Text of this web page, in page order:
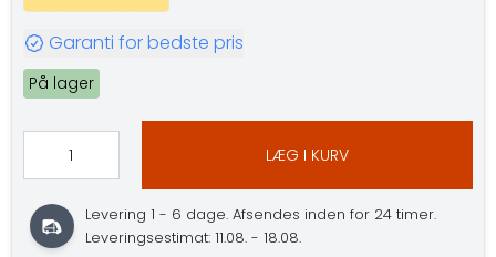
Garanti for bedste pris
På lager
LÆG I KURV
Levering 1 - 6 dage. Afsendes inden for 24 timer.
Leveringsestimat: 11.08. - 18.08.